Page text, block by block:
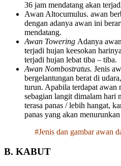
36 jam mendatang akan
Awan Altocumulus. awan
dengan adanya awan ini
mendatang.
Awan Towering Adanya
terjadi hujan keesokan
terjadi hujan lebat tiba – tiba.
Awan Nombostratus. Jenis
bergelantungan berat di
turun. Apabila terdapat awan
sebagian langit dimalam hari
terasa panas / lebih hangat,
panas yang akan
#Jenis dan gambar awan
B. KABUT